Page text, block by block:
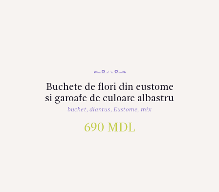
Buchete de flori din eustome
si garoafe de culoare albastru
buchet, diantus, Eustome, mix
690 MDL